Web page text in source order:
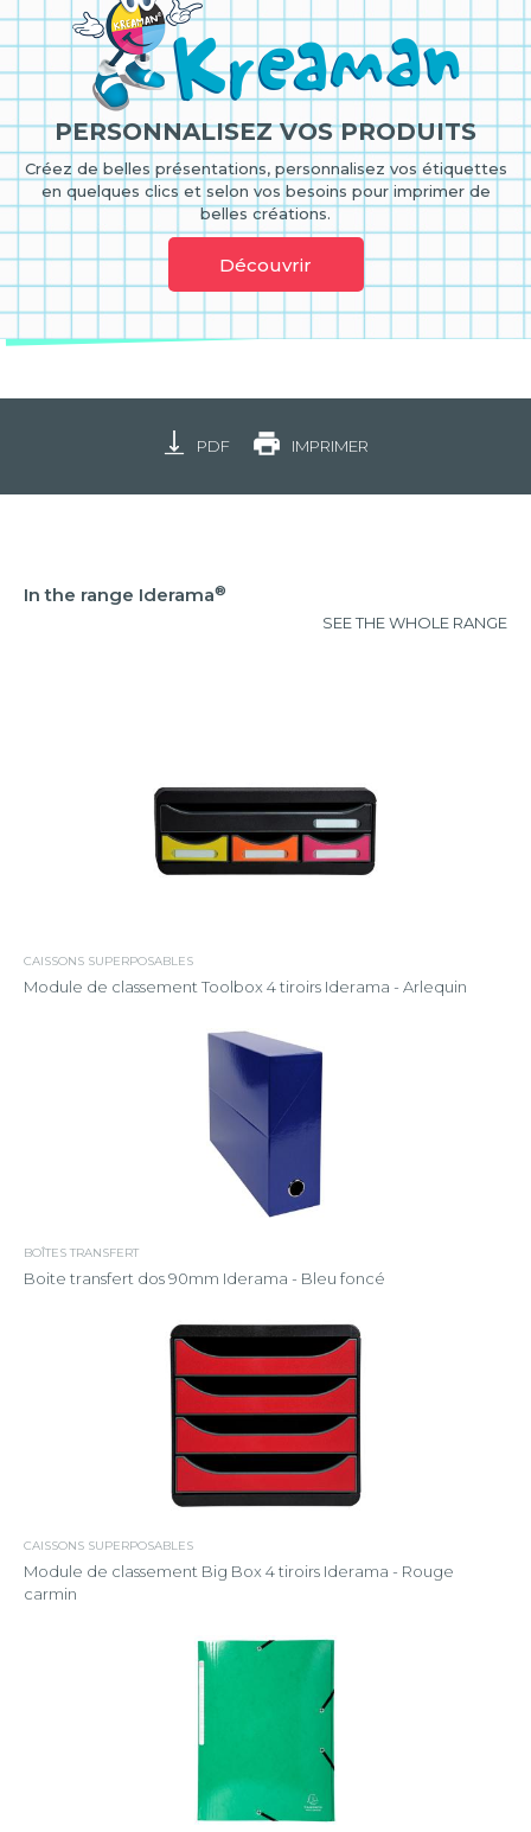
PERSONNALISEZ VOS PRODUITS
Créez de belles présentations, personnalisez vos étiquettes
en quelques clics et selon vos besoins pour imprimer de
belles créations.
Découvrir
PDF IMPRIMER
In the range Iderama®
SEE THE WHOLE RANGE
CAISSONS SUPERPOSABLES
Module de classement Toolbox 4 tiroirs Iderama - Arlequin
BOÎTES TRANSFERT
Boite transfert dos 90mm Iderama - Bleu foncé
CAISSONS SUPERPOSABLES
Module de classement Big Box 4 tiroirs Iderama - Rouge
carmin